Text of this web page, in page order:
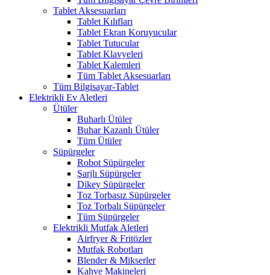
Tablet Aksesuarları
Tablet Kılıfları
Tablet Ekran Koruyucular
Tablet Tutucular
Tablet Klavyeleri
Tablet Kalemleri
Tüm Tablet Aksesuarları
Tüm Bilgisayar-Tablet
Elektrikli Ev Aletleri
Ütüler
Buharlı Ütüler
Buhar Kazanlı Ütüler
Tüm Ütüler
Süpürgeler
Robot Süpürgeler
Şarjlı Süpürgeler
Dikey Süpürgeler
Toz Torbasız Süpürgeler
Toz Torbalı Süpürgeler
Tüm Süpürgeler
Elektrikli Mutfak Aletleri
Airfryer & Fritözler
Mutfak Robotları
Blender & Mikserler
Kahve Makineleri